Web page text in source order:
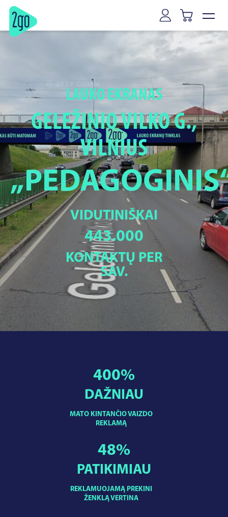
Ryga
LAUKO EKRANAS
GELEŽINIO VILKO G.,
VILNIUS
VIDUTINIŠKAI
443.000
KONTAKTŲ PER
SAV.
MATO KINTANČIO VAIZDO
REKLAMĄ
400%
DAŽNIAU
REKLAMUOJAMĄ PREKINI
ŽENKLĄ VERTINA
48%
PATIKIMIAU